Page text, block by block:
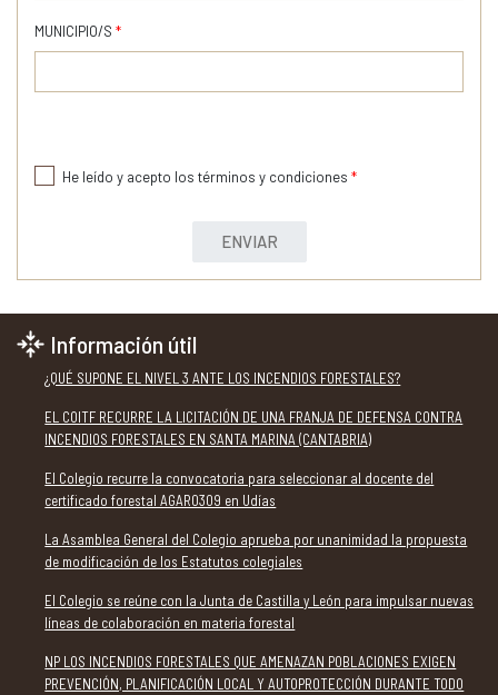
MUNICIPIO/S *
He leído y acepto los términos y condiciones *
ENVIAR
Información útil
¿QUÉ SUPONE EL NIVEL 3 ANTE LOS INCENDIOS FORESTALES?
EL COITF RECURRE LA LICITACIÓN DE UNA FRANJA DE DEFENSA CONTRA
INCENDIOS FORESTALES EN SANTA MARINA (CANTABRIA)
El Colegio recurre la convocatoria para seleccionar al docente del
certificado forestal AGAR0309 en Udías
La Asamblea General del Colegio aprueba por unanimidad la propuesta
de modificación de los Estatutos colegiales
El Colegio se reúne con la Junta de Castilla y León para impulsar nuevas
líneas de colaboración en materia forestal
NP LOS INCENDIOS FORESTALES QUE AMENAZAN POBLACIONES EXIGEN
PREVENCIÓN, PLANIFICACIÓN LOCAL Y AUTOPROTECCIÓN DURANTE TODO